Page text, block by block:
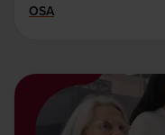
OSA